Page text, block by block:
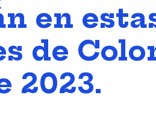
en
de
2023.